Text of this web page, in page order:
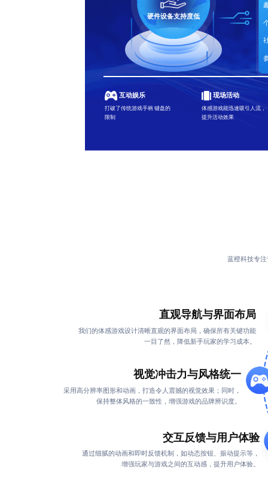
硬件设备支持度低
互动娱乐
打破了传统游戏手柄 键盘的
限制
现场活动
体感游戏能迅速吸引人流，
提升活动效果
蓝橙科技专注
直观导航与界面布局
我们的体感游戏设计清晰直观的界面布局，确保所有关键功能
一目了然，降低新手玩家的学习成本。
视觉冲击力与风格统一
采用高分辨率图形和动画，打造令人震撼的视觉效果；同时，
保持整体风格的一致性，增强游戏的品牌辨识度。
交互反馈与用户体验
通过细腻的动画和即时反馈机制，如动态按钮、振动提示等，
增强玩家与游戏之间的互动感，提升用户体验。